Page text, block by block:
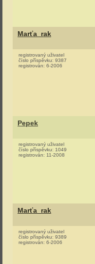
Marťa_rak
registrovaný uživatel
číslo příspěvku: 9387
registrován: 6-2006
Pepek
registrovaný uživatel
číslo příspěvku: 1049
registrován: 11-2008
Marťa_rak
registrovaný uživatel
číslo příspěvku: 9389
registrován: 6-2006